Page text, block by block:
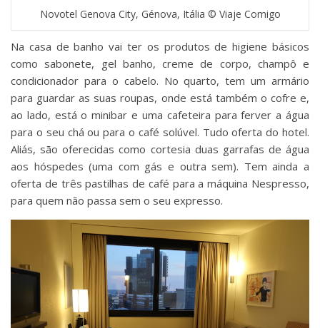
Novotel Genova City, Génova, Itália © Viaje Comigo
Na casa de banho vai ter os produtos de higiene básicos
como sabonete, gel banho, creme de corpo, champô e
condicionador para o cabelo. No quarto, tem um armário
para guardar as suas roupas, onde está também o cofre e,
ao lado, está o minibar e uma cafeteira para ferver a água
para o seu chá ou para o café solúvel. Tudo oferta do hotel.
Aliás, são oferecidas como cortesia duas garrafas de água
aos hóspedes (uma com gás e outra sem). Tem ainda a
oferta de três pastilhas de café para a máquina Nespresso,
para quem não passa sem o seu expresso.